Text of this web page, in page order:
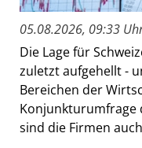
05.08.2026, 09:33
Die Lage für
zuletzt aufgehellt -
Bereichen der
Konjunkturumfrage
sind die Firmen